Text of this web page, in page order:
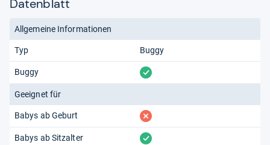
Datenblatt
Allgemeine Informationen
Typ Buggy
Buggy vorhanden
Geeignet für
Babys ab Geburt fehlt
Babys ab Sitzalter vorhanden